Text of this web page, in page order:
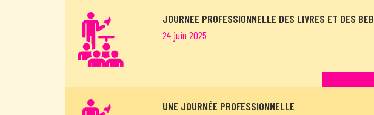
JOURNEE PROFESSIONNELLE DES LIVRES ET DES
24 juin 2025
UNE JOURNÉE PROFESSIONNELLE